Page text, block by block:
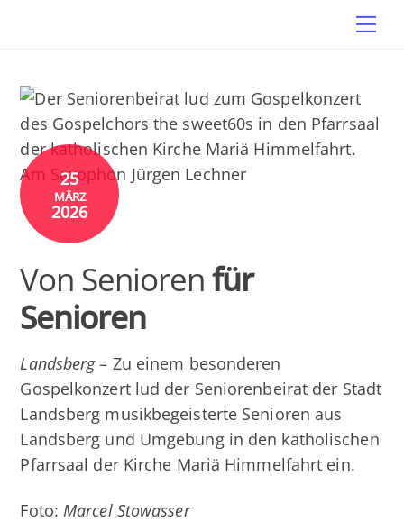
25
MÄRZ
2026
Von Seniorenfür
Senioren
Landsberg– Zu einem besonderen
Gospelkonzert lud der Seniorenbeirat der Stadt
Landsberg musikbegeisterte Senioren aus
Landsberg und Umgebung in den katholischen
Pfarrsaal der Kirche Mariä Himmelfahrt ein.
Foto:Marcel Stowasser